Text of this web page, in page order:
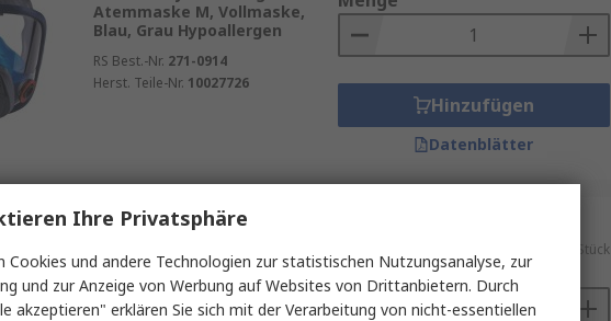
Atemmaske M, Vollmaske,
Blau, Grau Hypoallergen
RS Best.-Nr. 271-0914
Herst. Teile-Nr. 10027726
Hinzufügen
Datenblätter
Auf Lager
Skytec Alpha Sentinel
Atemmaske L, Vollmaske,
Schwarz Hypoallergen
CHF.181.01/Stück
Menge
Ihre Privatsphäre
Cookies und andere Technologien zur statistischen Nutzungsanalyse, zur
und zur Anzeige von Werbung auf Websites von Drittanbietern. Durch
akzeptieren" erklären Sie sich mit der Verarbeitung von nicht-essentiellen